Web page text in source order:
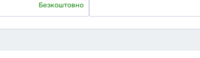
цей товар
Безкоштовно